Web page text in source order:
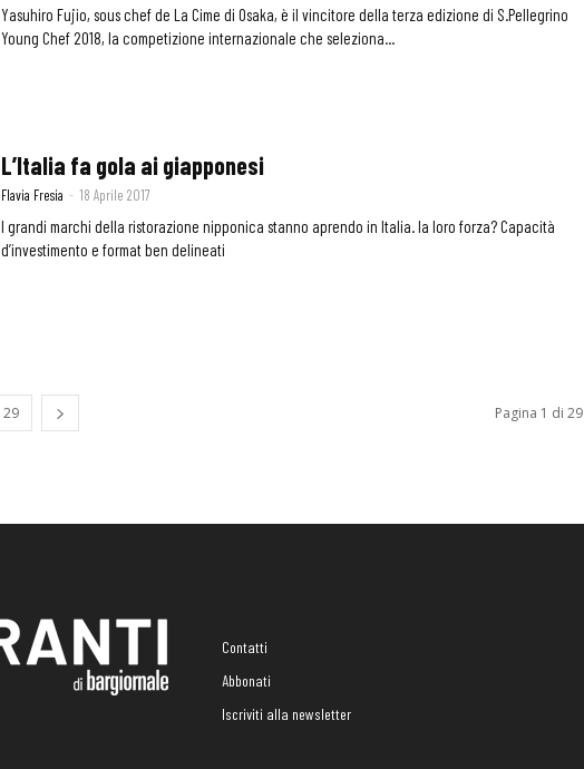
Yasuhiro Fujio, sous chef de La Cime di Osaka, è il vincitore della terza edizione di S.Pellegrino
Young Chef 2018, la competizione internazionale che seleziona...
L’Italia fa gola ai giapponesi
Flavia Fresia - 18 Aprile 2017
I grandi marchi della ristorazione nipponica stanno aprendo in Italia. la loro forza? Capacità
d’investimento e format ben delineati
29 Pagina 1 di 29
Contatti
Abbonati
Iscriviti alla newsletter